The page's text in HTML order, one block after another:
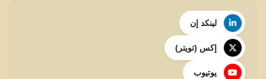
لينكد إن
إكس (تويتر)
يوتيوب